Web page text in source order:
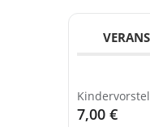
7,00 €